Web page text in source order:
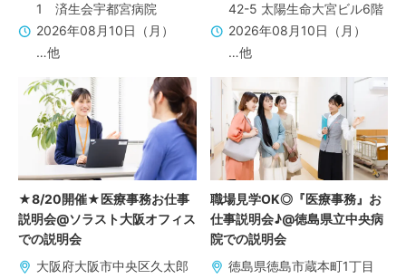
1 済生会宇都宮病院
2026年08月10日（月）
…他
42-5 太陽生命大宮ビル6階
2026年08月10日（月）
…他
★8/20開催★医療事務お仕事
説明会@ソラスト大阪オフィス
での説明会
大阪府大阪市中央区久太郎
職場見学OK◎『医療事務』お
仕事説明会♪@徳島県立中央病
院での説明会
徳島県徳島市蔵本町1丁目